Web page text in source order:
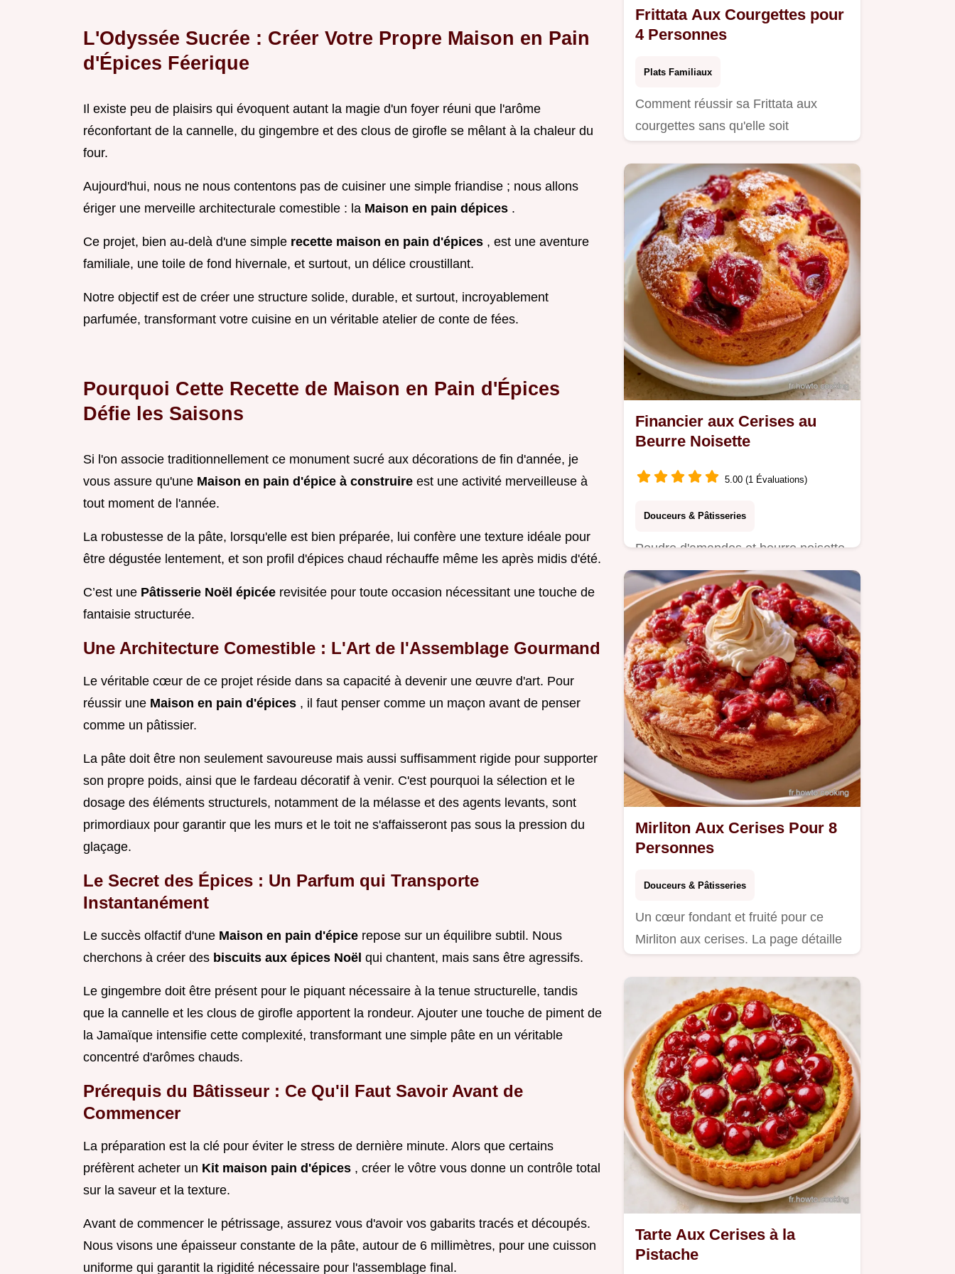
L'Odyssée Sucrée : Créer Votre Propre Maison en Pain
d'Épices Féerique
Il existe peu de plaisirs qui évoquent autant la magie d'un foyer réuni que l'arôme
réconfortant de la cannelle, du gingembre et des clous de girofle se mêlant à la chaleur du
four.
Aujourd'hui, nous ne nous contentons pas de cuisiner une simple friandise ; nous allons
ériger une merveille architecturale comestible : la Maison en pain dépices .
Ce projet, bien au-delà d'une simple recette maison en pain d'épices , est une aventure
familiale, une toile de fond hivernale, et surtout, un délice croustillant.
Notre objectif est de créer une structure solide, durable, et surtout, incroyablement
parfumée, transformant votre cuisine en un véritable atelier de conte de fées.
Pourquoi Cette Recette de Maison en Pain d'Épices
Défie les Saisons
Si l'on associe traditionnellement ce monument sucré aux décorations de fin d'année, je
vous assure qu'une Maison en pain d'épice à construire est une activité merveilleuse à
tout moment de l'année.
La robustesse de la pâte, lorsqu'elle est bien préparée, lui confère une texture idéale pour
être dégustée lentement, et son profil d'épices chaud réchauffe même les après midis d'été.
C’est une Pâtisserie Noël épicée revisitée pour toute occasion nécessitant une touche de
fantaisie structurée.
Une Architecture Comestible : L'Art de l'Assemblage Gourmand
Le véritable cœur de ce projet réside dans sa capacité à devenir une œuvre d'art. Pour
réussir une Maison en pain d'épices , il faut penser comme un maçon avant de penser
comme un pâtissier.
La pâte doit être non seulement savoureuse mais aussi suffisamment rigide pour supporter
son propre poids, ainsi que le fardeau décoratif à venir. C'est pourquoi la sélection et le
dosage des éléments structurels, notamment de la mélasse et des agents levants, sont
primordiaux pour garantir que les murs et le toit ne s'affaisseront pas sous la pression du
glaçage.
Le Secret des Épices : Un Parfum qui Transporte
Instantanément
Le succès olfactif d'une Maison en pain d'épice repose sur un équilibre subtil. Nous
cherchons à créer des biscuits aux épices Noël qui chantent, mais sans être agressifs.
Le gingembre doit être présent pour le piquant nécessaire à la tenue structurelle, tandis
que la cannelle et les clous de girofle apportent la rondeur. Ajouter une touche de piment de
la Jamaïque intensifie cette complexité, transformant une simple pâte en un véritable
concentré d'arômes chauds.
Prérequis du Bâtisseur : Ce Qu'il Faut Savoir Avant de
Commencer
La préparation est la clé pour éviter le stress de dernière minute. Alors que certains
préfèrent acheter un Kit maison pain d'épices , créer le vôtre vous donne un contrôle total
sur la saveur et la texture.
Avant de commencer le pétrissage, assurez vous d'avoir vos gabarits tracés et découpés.
Nous visons une épaisseur constante de la pâte, autour de 6 millimètres, pour une cuisson
uniforme qui garantit la rigidité nécessaire pour l'assemblage final.
Frittata Aux Courgettes pour
4 Personnes
Plats Familiaux
Comment réussir sa Frittata aux
courgettes sans qu'elle soit
Financier aux Cerises au
Beurre Noisette
5.00 (1 Évaluations)
Douceurs & Pâtisseries
Poudre d'amandes et beurre noisette
subliment ce Financier aux cerises.
Mirliton Aux Cerises Pour 8
Personnes
Douceurs & Pâtisseries
Un cœur fondant et fruité pour ce
Mirliton aux cerises. La page détaille
Tarte Aux Cerises à la
Pistache